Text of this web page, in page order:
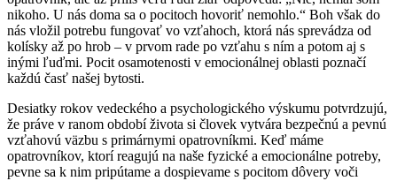
nikoho. U nás doma sa o pocitoch hovoriť nemohlo.“ Boh však do
nás vložil potrebu fungovať vo vzťahoch, ktorá nás sprevádza od
kolísky až po hrob – v prvom rade po vzťahu s ním a potom aj s
inými ľuďmi. Pocit osamotenosti v emocionálnej oblasti poznačí
každú časť našej bytosti.
Desiatky rokov vedeckého a psychologického výskumu potvrdzujú,
že práve v ranom období života si človek vytvára bezpečnú a pevnú
vzťahovú väzbu s primárnymi opatrovníkmi. Keď máme
opatrovníkov, ktorí reagujú na naše fyzické a emocionálne potreby,
pevne sa k nim pripútame a dospievame s pocitom dôvery voči